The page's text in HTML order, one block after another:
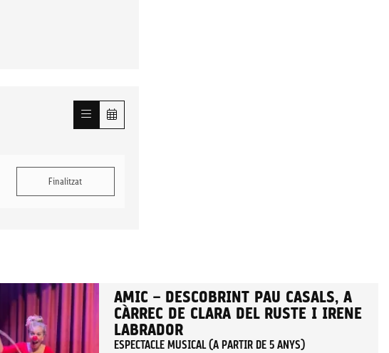
Finalitzat
AMIC – DESCOBRINT PAU CASALS, A
CÀRREC DE CLARA DEL RUSTE I IRENE
LABRADOR
ESPECTACLE MUSICAL (A PARTIR DE 5 ANYS)